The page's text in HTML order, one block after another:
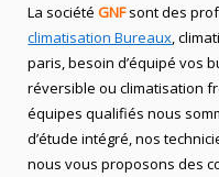
La sociétéGNFsont des
climatisation Bureaux,
paris, besoin d’équipé vos
réversible ou climatisation
équipes qualifiés nous
d’étude intégré, nos
nous vous proposons des